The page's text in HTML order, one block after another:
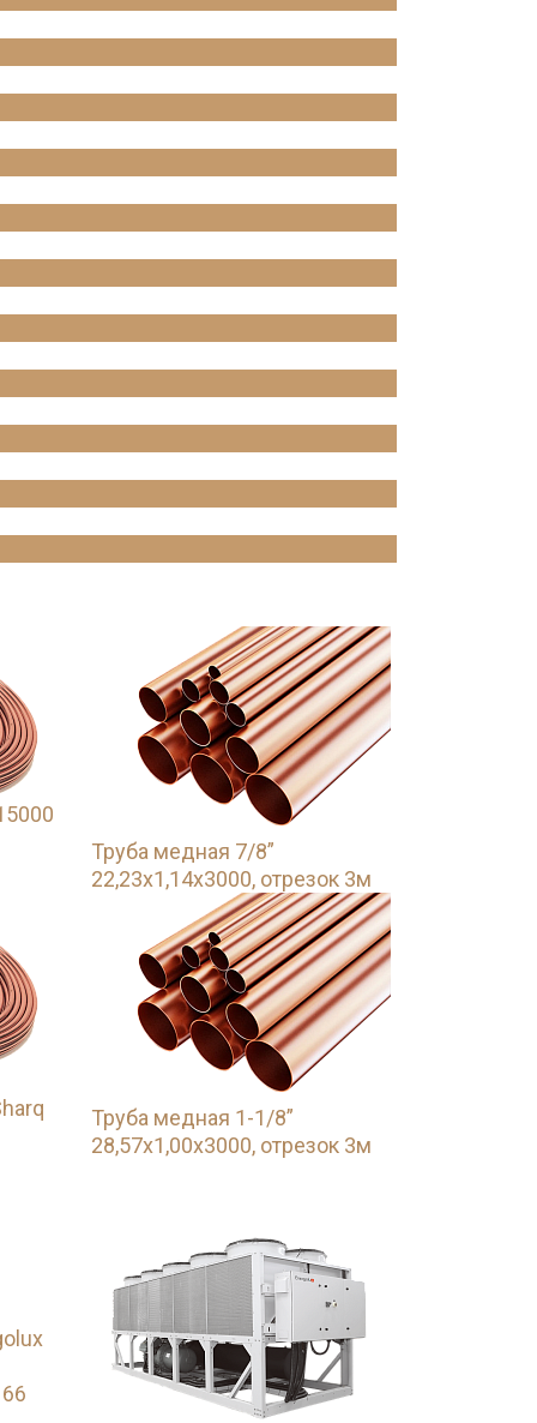
Труба медная 7/8”
22,23х1,14х3000, отрезок 3м
Труба медная 1-1/8”
28,57х1,00х3000, отрезок 3м